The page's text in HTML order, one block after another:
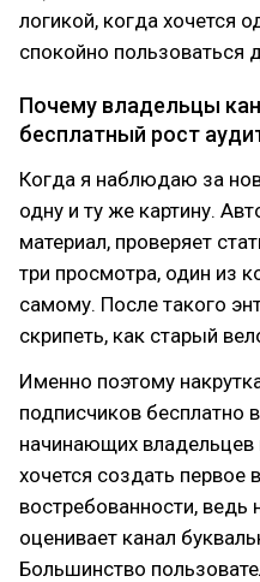
логикой, когда хочется
спокойно пользоваться
Почему владельцы
бесплатный рост
Когда я наблюдаю за
одну и ту же картину.
материал, проверяет
три просмотра, один из
самому. После такого
скрипеть, как старый
Именно поэтому
подписчиков бесплатно
начинающих
хочется создать первое
востребованности, ведь
оценивает канал
Большинство